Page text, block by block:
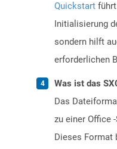
Quickstart
Initialisierung
sondern hilft
erforderlichen
Was ist das
Das
zu einer Office
Dieses Format